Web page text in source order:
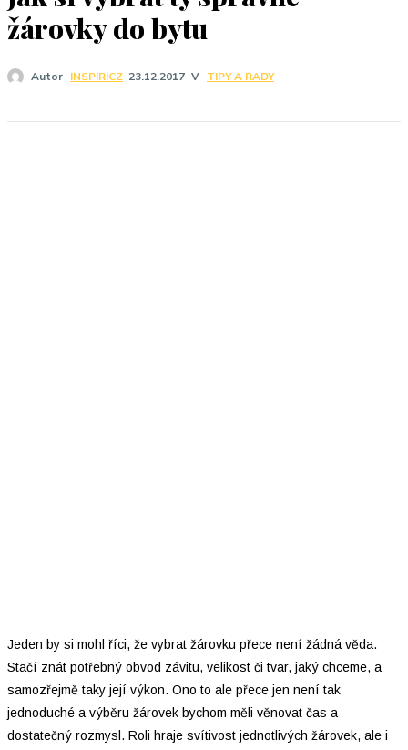
žárovky do bytu
Autor INSPIRICZ 23.12.2017 V TIPY A RADY
Jeden by si mohl říci, že vybrat žárovku přece není žádná věda.
Stačí znát potřebný obvod závitu, velikost či tvar, jaký chceme, a
samozřejmě taky její výkon. Ono to ale přece jen není tak
jednoduché a výběru žárovek bychom měli věnovat čas a
dostatečný rozmysl. Roli hraje svítivost jednotlivých žárovek, ale i